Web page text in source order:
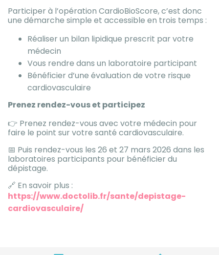
Participer à l’opération CardioBioScore, c’est donc
une démarche simple et accessible en trois temps :
Réaliser un bilan lipidique prescrit par votre
médecin
Vous rendre dans un laboratoire participant
Bénéficier d’une évaluation de votre risque
cardiovasculaire
Prenez rendez-vous et participez
👉 Prenez rendez-vous avec votre médecin pour
faire le point sur votre santé cardiovasculaire.
📅 Puis rendez-vous les 26 et 27 mars 2026 dans les
laboratoires participants pour bénéficier du
dépistage.
🔗 En savoir plus :
https://www.doctolib.fr/sante/depistage-
cardiovasculaire/